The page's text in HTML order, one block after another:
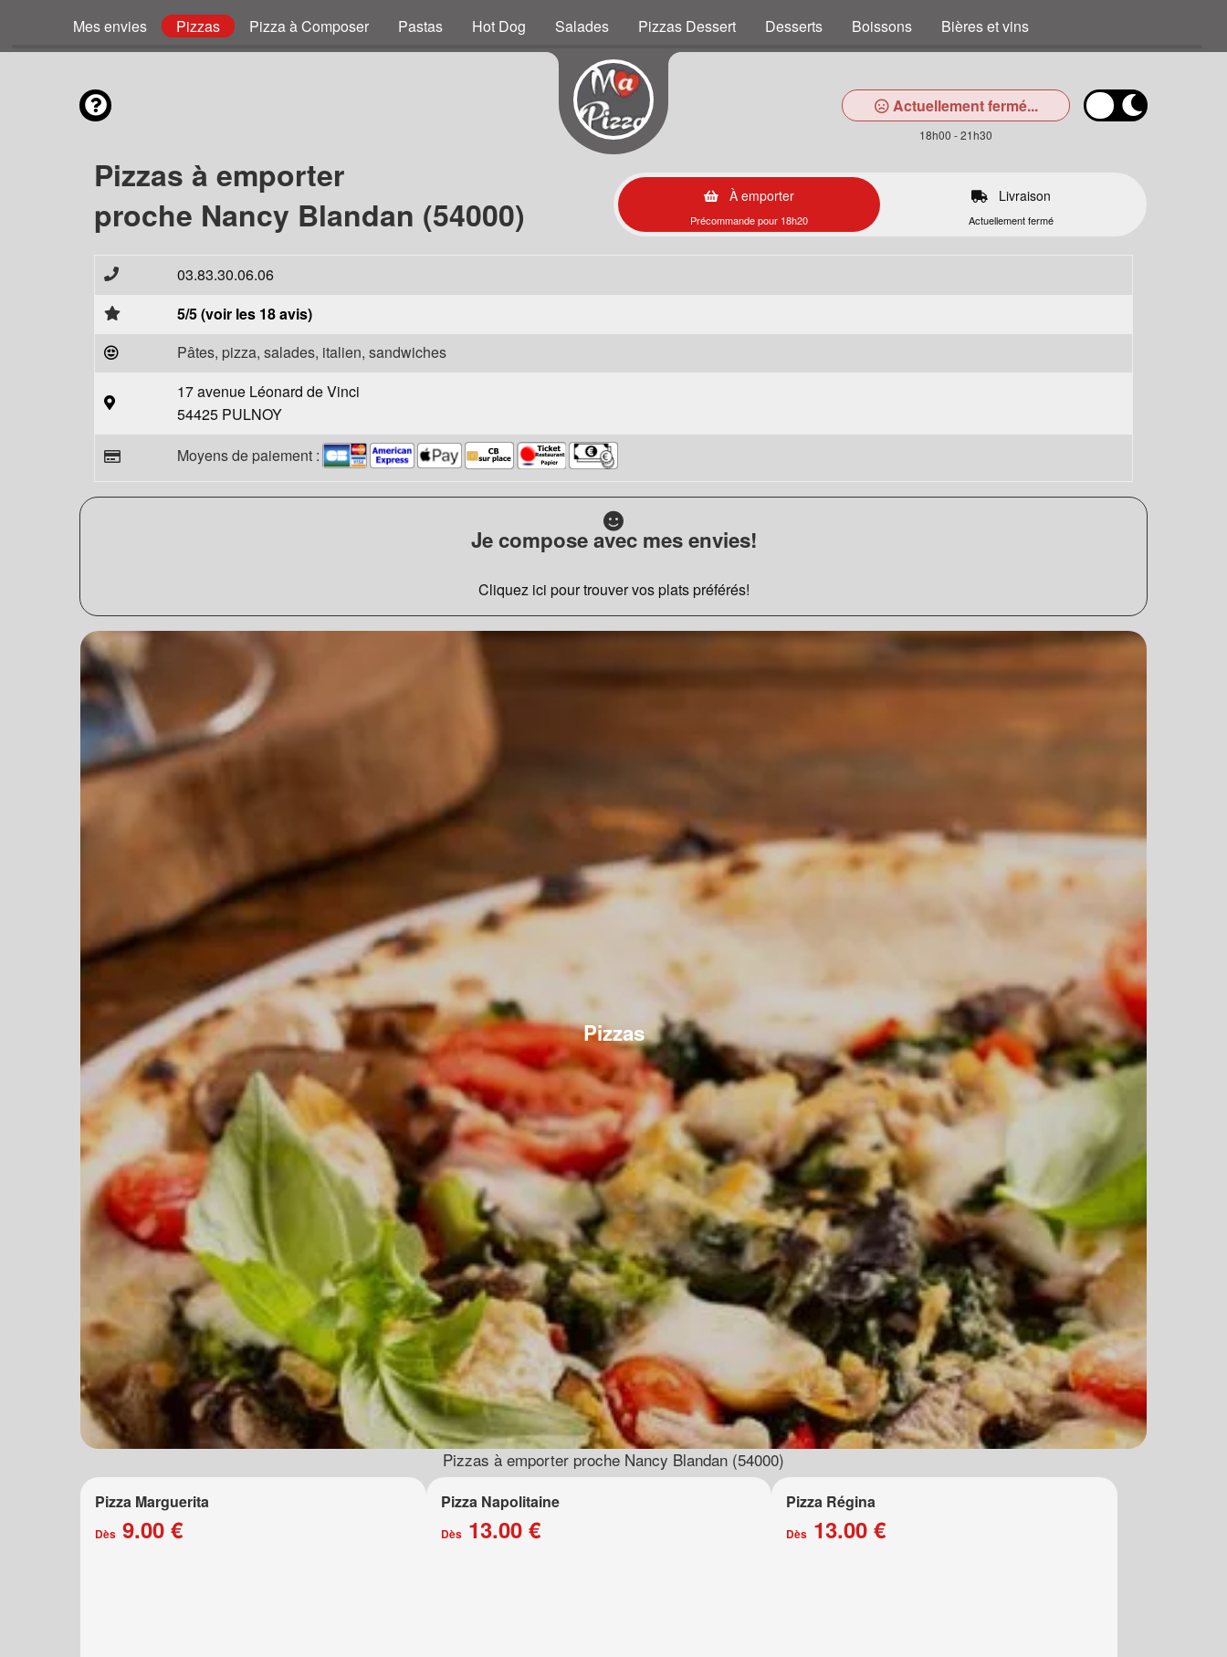
Mes envies Pizzas Pizza à Composer Pastas Hot Dog Salades Pizzas Dessert Desserts Boissons Bières et vins
Actuellement fermé...
18h00 - 21h30
Pizzas à emporter
proche Nancy Blandan (54000)
À emporter
Précommande pour 18h20
Livraison
Actuellement fermé
03.83.30.06.06
5/5 (voir les 18 avis)
Pâtes, pizza, salades, italien, sandwiches
17 avenue Léonard de Vinci
54425 PULNOY
Moyens de paiement :
Je compose avec mes envies!
Cliquez ici pour trouver vos plats préférés!
Pizzas
Pizzas à emporter proche Nancy Blandan (54000)
Pizza Marguerita
Dès 9.00 €
Pizza Napolitaine
Dès13.00 €
Pizza Régina
Dès 13.00 €